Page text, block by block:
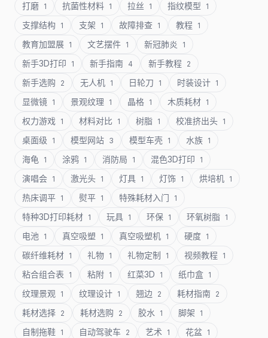
打磨 1 抗菌性材料 1 拉丝 1 指纹模型 1
支撑结构 1 支架 1 故障排查 1 教程 1
教育加盟展 1 文艺摆件 1 新冠肺炎 1
新手3D打印 1 新手指南 4 新手教程 2
新手选购 2 无人机 1 日轮刀 1 时装设计 1
显微镜 1 景观纹理 1 晶格 1 木质耗材 1
权力游戏 1 材料对比 1 树脂 1 校准挤出头 1
桌面级 1 模型网站 3 模型车壳 1 水族 1
海龟 1 涂鸦 1 消防局 1 混色3D打印 1
演唱会 1 激光头 1 灯具 1 灯饰 1 烘培机 1
热床调平 1 熨平 1 特殊耗材入门 1
特种3D打印耗材 1 玩具 1 环保 1 环氧树脂 1
电池 1 真空吸塑 1 真空吸塑机 1 硬度 1
碳纤维耗材 1 礼物 1 礼物定制 1 视频教程 1
粘合组合表 1 粘附 1 红菜3D 1 纸巾盒 1
纹理景观 1 纹理设计 1 翘边 2 耗材指南 2
耗材选择 2 耗材选购 2 胶水 1 脚架 1
自制拖鞋 1 自动驾驶车 2 艺术 1 花盆 1